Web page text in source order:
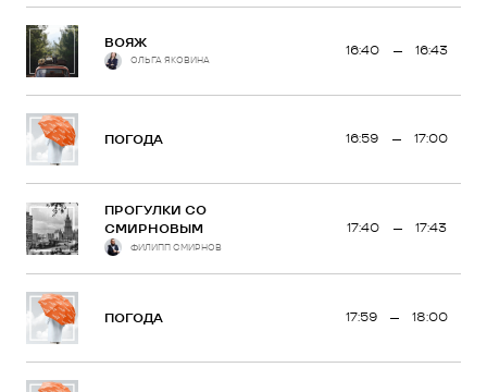
ВОЯЖ
ОЛЬГА ЯКОВИНА
16:40 16:43
ПОГОДА 16:59 17:00
ПРОГУЛКИ СО
СМИРНОВЫМ
ФИЛИПП СМИРНОВ
17:40 17:43
ПОГОДА 17:59 18:00